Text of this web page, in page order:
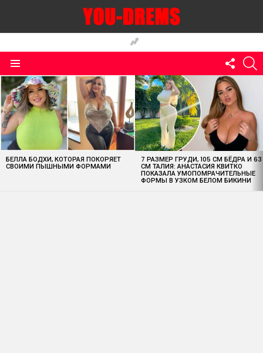
US
MOST
VIEWED
STORIES
БЕЛЛА БОДХИ, КОТОРАЯ ПОКОРЯЕТ
СВОИМИ ПЫШНЫМИ ФОРМАМИ
7 РАЗМЕР ГРУДИ, 105 СМ БЁДРА И 63
СМ ТАЛИЯ: АНАСТАСИЯ КВИТКО
ПОКАЗАЛА УМОПОМРАЧИТЕЛЬНЫЕ
ФОРМЫ В УЗКОМ БЕЛОМ БИКИНИ